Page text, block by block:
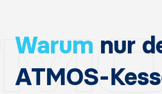
Warum nur
ATMOS-